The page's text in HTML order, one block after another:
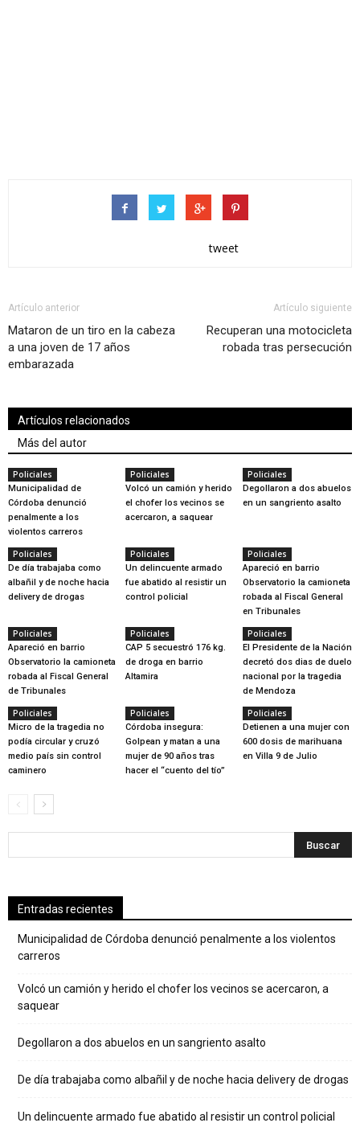
tweet
Artículo anterior
Mataron de un tiro en la cabeza
a una joven de 17 años
embarazada
Artículo siguiente
Recuperan una motocicleta
robada tras persecución
Artículos relacionados
Más del autor
Policiales
Municipalidad de
Córdoba denunció
penalmente a los
violentos carreros
Policiales
Volcó un camión y herido
el chofer los vecinos se
acercaron, a saquear
Policiales
Degollaron a dos abuelos
en un sangriento asalto
Policiales
De día trabajaba como
albañil y de noche hacia
delivery de drogas
Policiales
Un delincuente armado
fue abatido al resistir un
control policial
Policiales
Apareció en barrio
Observatorio la camioneta
robada al Fiscal General
en Tribunales
Policiales
Apareció en barrio
Observatorio la camioneta
robada al Fiscal General
de Tribunales
Policiales
CAP 5 secuestró 176 kg.
de droga en barrio
Altamira
Policiales
El Presidente de la Nación
decretó dos dias de duelo
nacional por la tragedia
de Mendoza
Policiales
Micro de la tragedia no
podía circular y cruzó
medio país sin control
caminero
Policiales
Córdoba insegura:
Golpean y matan a una
mujer de 90 años tras
hacer el “cuento del tío”
Policiales
Detienen a una mujer con
600 dosis de marihuana
en Villa 9 de Julio
Entradas recientes
Municipalidad de Córdoba denunció penalmente a los violentos
carreros
Volcó un camión y herido el chofer los vecinos se acercaron, a
saquear
Degollaron a dos abuelos en un sangriento asalto
De día trabajaba como albañil y de noche hacia delivery de drogas
Un delincuente armado fue abatido al resistir un control policial